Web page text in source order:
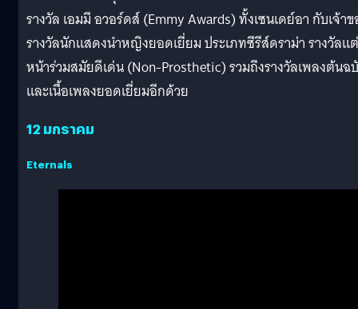
รางวัล เอมมี อวอร์ดส์ (Emmy Awards) ทั้งเซนเดย์อา กับเจ้า
รางวัลนักแสดงนำหญิงยอดเยี่ยม ประเภทซีรีส์ดราม่า รางวัลแ
หน้าร่วมสมัยดีเด่น (Non-Prosthetic) รวมถึงรางวัลเพลงต้นฉ
และเนื้อเพลงยอดเยี่ยมอีกด้วย
12 มกราคม
Eternals